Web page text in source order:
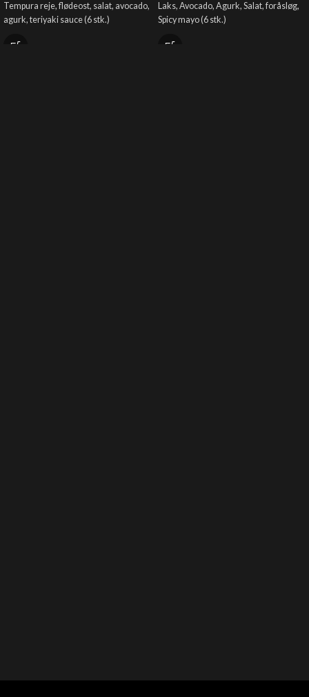
Tempura reje, flødeost, salat, avocado,
agurk, teriyaki sauce (6 stk.)
Laks, Avocado, Agurk, Salat, foråsløg,
Spicy mayo (6 stk.)